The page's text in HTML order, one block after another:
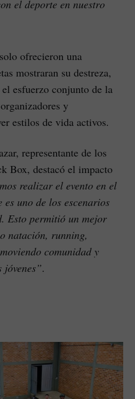
el deporte en nuestro
ofrecieron una
mostraran su destreza,
esfuerzo conjunto de la
y
estilos de vida activos.
representante de los
Box, destacó el impacto
realizar el evento en el
uno de los escenarios
Esto permitió un mejor
natación, running,
comunidad y
jóvenes”.